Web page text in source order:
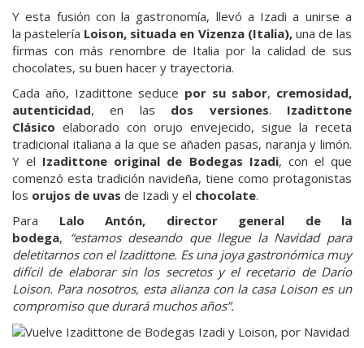
Y esta fusión con la gastronomía, llevó a Izadi a unirse a
la pastelería Loison, situada en Vizenza (Italia), una de las
firmas con más renombre de Italia por la calidad de sus
chocolates, su buen hacer y trayectoria.
Cada año, Izadittone seduce por su sabor, cremosidad,
autenticidad, en las dos versiones. Izadittone
Clásico elaborado con orujo envejecido, sigue la receta
tradicional italiana a la que se añaden pasas, naranja y limón.
Y el Izadittone original de Bodegas Izadi, con el que
comenzó esta tradición navideña, tiene como protagonistas
los orujos de uvas de Izadi y el chocolate.
Para Lalo Antón, director general de la
bodega, “estamos deseando que llegue la Navidad para
deletitarnos con el Izadittone. Es una joya gastronómica muy
difícil de elaborar sin los secretos y el recetario de Darío
Loison. Para nosotros, esta alianza con la casa Loison es un
compromiso que durará muchos años”.